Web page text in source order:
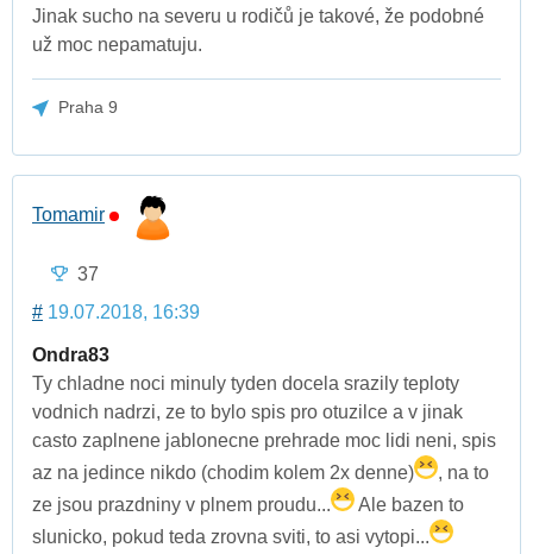
Jinak sucho na severu u rodičů je takové, že podobné
už moc nepamatuju.
Praha 9
Tomamir
37
# 19.07.2018, 16:39
Ondra83
Ty chladne noci minuly tyden docela srazily teploty
vodnich nadrzi, ze to bylo spis pro otuzilce a v jinak
casto zaplnene jablonecne prehrade moc lidi neni, spis
az na jedince nikdo (chodim kolem 2x denne)
, na to
ze jsou prazdniny v plnem proudu...
Ale bazen to
slunicko, pokud teda zrovna sviti, to asi vytopi...